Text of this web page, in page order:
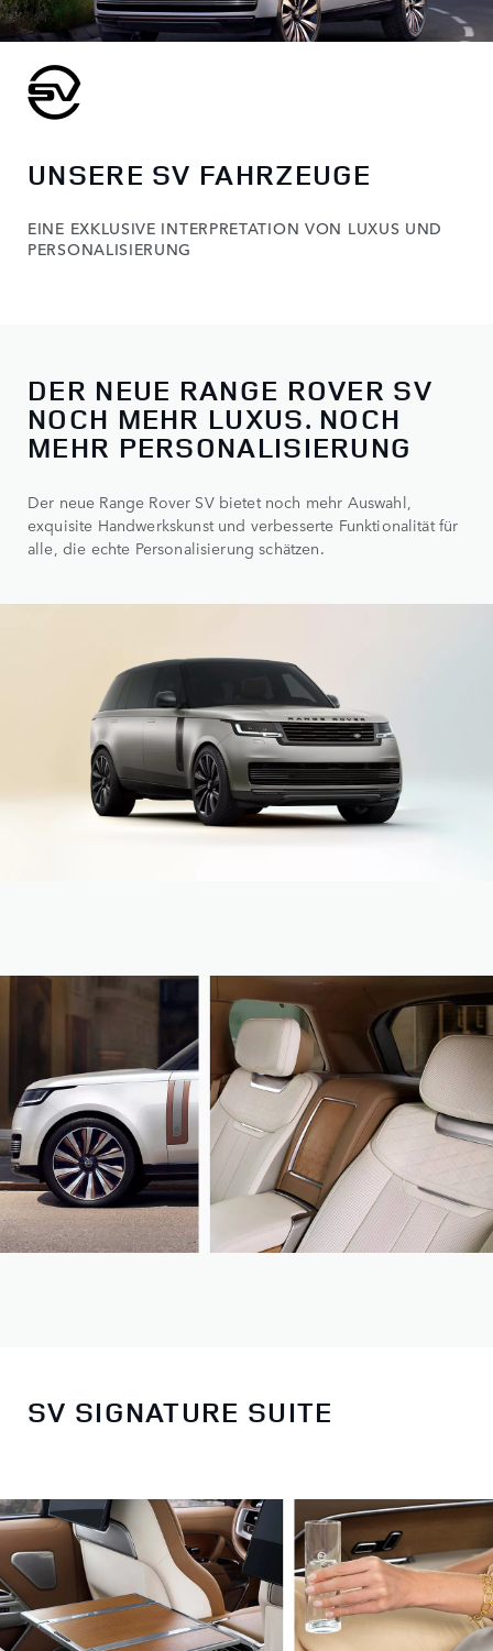
UNSERE SV FAHRZEUGE
EINE EXKLUSIVE INTERPRETATION VON LUXUS UND
PERSONALISIERUNG
DER NEUE RANGE ROVER SV
NOCH MEHR LUXUS. NOCH
MEHR PERSONALISIERUNG
Der neue Range Rover SV bietet noch mehr Auswahl,
exquisite Handwerkskunst und verbesserte Funktionalität für
alle, die echte Personalisierung schätzen.
SV SIGNATURE SUITE